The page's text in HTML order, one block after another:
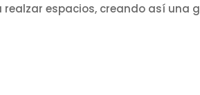
espacios, creando así una